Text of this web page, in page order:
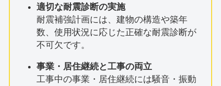
適切な耐震診断の実施
耐震補強計画には、建物の構造や築年
数、使用状況に応じた正確な耐震診断が
不可欠です。
事業・居住継続と工事の両立
工事中の事業・居住継続には騒音・振動